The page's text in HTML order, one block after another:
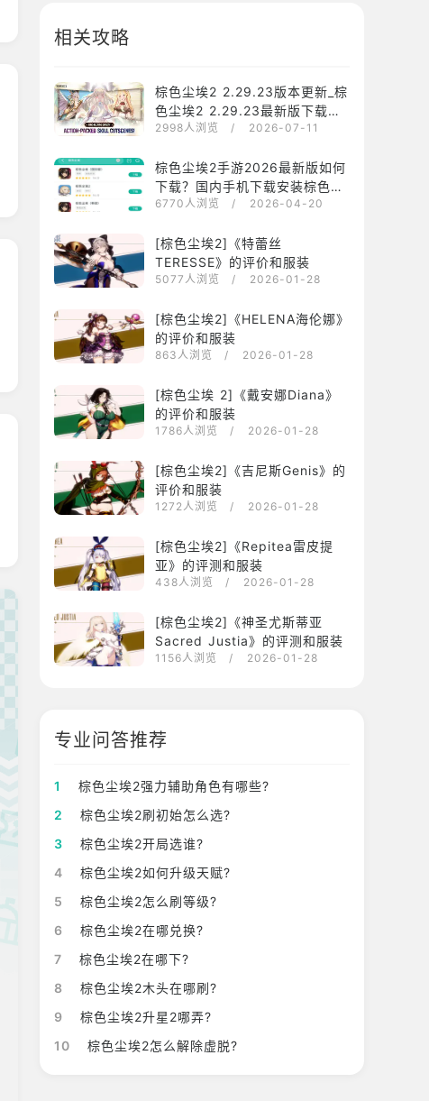
相关攻略
棕色尘埃2 2.29.23版本更新_棕
色尘埃2 2.29.23最新版下载安
装
2998人浏览 / 2026-07-11
棕色尘埃2手游2026最新版如何
下载？国内手机下载安装棕色尘
埃2方法介绍
6770人浏览 / 2026-04-20
[棕色尘埃2]《特蕾丝
TERESSE》的评价和服装
5077人浏览 / 2026-01-28
[棕色尘埃2]《HELENA海伦娜》
的评价和服装
863人浏览 / 2026-01-28
[棕色尘埃 2]《戴安娜Diana》
的评价和服装
1786人浏览 / 2026-01-28
[棕色尘埃2]《吉尼斯Genis》的
评价和服装
1272人浏览 / 2026-01-28
[棕色尘埃2]《Repitea雷皮提
亚》的评测和服装
438人浏览 / 2026-01-28
[棕色尘埃2]《神圣尤斯蒂亚
Sacred Justia》的评测和服装
1156人浏览 / 2026-01-28
专业问答推荐
1
棕色尘埃2强力辅助角色有哪些?
2
棕色尘埃2刷初始怎么选?
3
棕色尘埃2开局选谁?
4
棕色尘埃2如何升级天赋?
5
棕色尘埃2怎么刷等级?
6
棕色尘埃2在哪兑换?
7
棕色尘埃2在哪下?
8
棕色尘埃2木头在哪刷?
9
棕色尘埃2升星2哪弄?
10
棕色尘埃2怎么解除虚脱?